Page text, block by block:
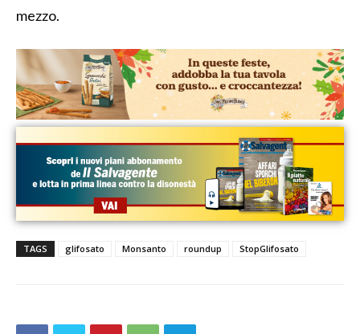
mezzo.
TAGS glifosato Monsanto roundup StopGlifosato